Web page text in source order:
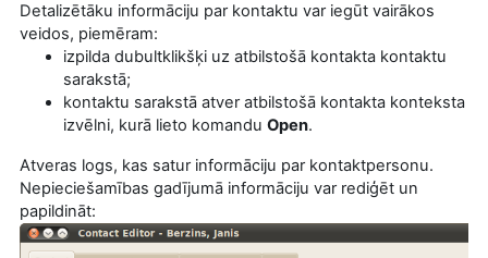
Detalizētāku informāciju par kontaktu var iegūt vairākos
veidos, piemēram:
izpilda dubultklikšķi uz atbilstošā kontakta kontaktu
sarakstā;
kontaktu sarakstā atver atbilstošā kontakta konteksta
izvēlni, kurā lieto komandu Open.
Atveras logs, kas satur informāciju par kontaktpersonu.
Nepieciešamības gadījumā informāciju var rediģēt un
papildināt: